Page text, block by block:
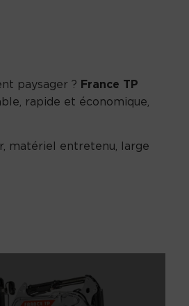
paysager ? France TP
rapide et économique,
matériel entretenu, large